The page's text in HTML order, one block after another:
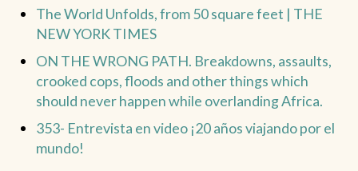
The World Unfolds, from 50 square feet | THE
NEW YORK TIMES
ON THE WRONG PATH. Breakdowns, assaults,
crooked cops, floods and other things which
should never happen while overlanding Africa.
353- Entrevista en video ¡20 años viajando por el
mundo!